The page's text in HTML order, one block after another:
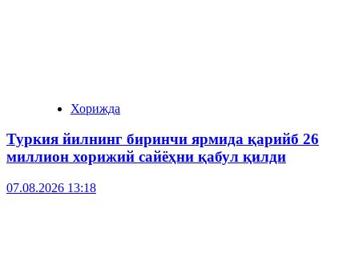
Хорижда
Туркия йилнинг биринчи ярмида қарийб 26
миллион хорижий сайёҳни қабул қилди
07.08.2026 13:18